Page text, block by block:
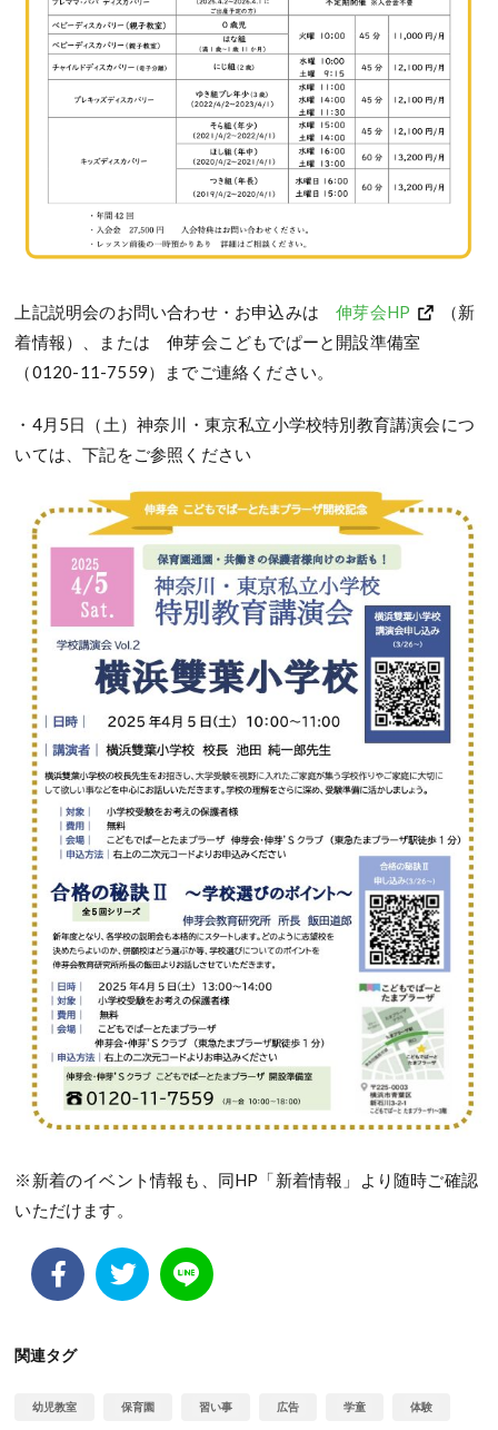
上記説明会のお問い合わせ・お申込みは伸芽会HP
（新
着情報）、または 伸芽会こどもでぱーと開設準備室
（0120-11-7559）までご連絡ください。
・4月5日（土）神奈川・東京私立小学校特別教育講演会につ
いては、下記をご参照ください
※新着のイベント情報も、同HP「新着情報」より随時ご確認
いただけます。
関連タグ
幼児教室 保育園 習い事 広告 学童 体験